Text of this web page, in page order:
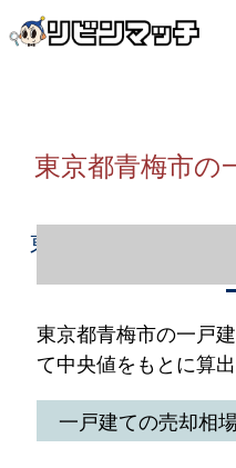
東京都青梅市の
東京都青梅市の一戸
東京都青梅市の一戸
て中央値をもとに算出
一戸建ての売却相